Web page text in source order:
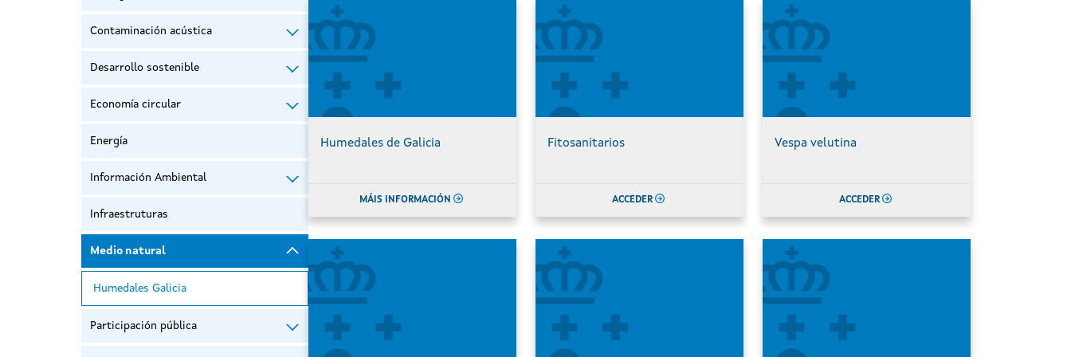
Contaminación acústica
Desarrollo sostenible
Economía circular
Energía
Información Ambiental
Infraestruturas
Medio natural
Humedales Galicia
Participación pública
Humedales de Galicia
MÁIS INFORMACIÓN
Fitosanitarios
ACCEDER
Vespa velutina
ACCEDER